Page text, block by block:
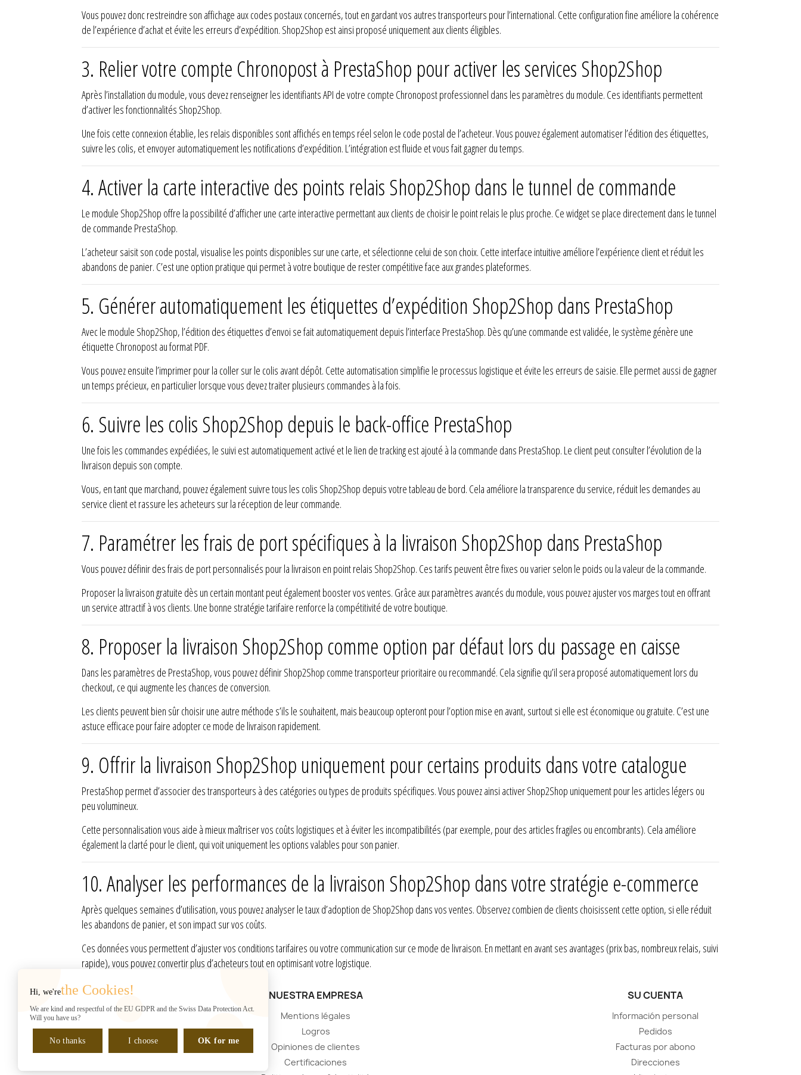
Vous pouvez donc restreindre son affichage aux codes postaux concernés, tout en gardant vos autres transporteurs pour l’international. Cette configuration fine améliore la cohérence
de l’expérience d’achat et évite les erreurs d’expédition. Shop2Shop est ainsi proposé uniquement aux clients éligibles.
3. Relier votre compte Chronopost à PrestaShop pour activer les services Shop2Shop
Après l’installation du module, vous devez renseigner les identifiants API de votre compte Chronopost professionnel dans les paramètres du module. Ces identifiants permettent
d’activer les fonctionnalités Shop2Shop.
Une fois cette connexion établie, les relais disponibles sont affichés en temps réel selon le code postal de l’acheteur. Vous pouvez également automatiser l’édition des étiquettes,
suivre les colis, et envoyer automatiquement les notifications d’expédition. L’intégration est fluide et vous fait gagner du temps.
4. Activer la carte interactive des points relais Shop2Shop dans le tunnel de commande
Le module Shop2Shop offre la possibilité d’afficher une carte interactive permettant aux clients de choisir le point relais le plus proche. Ce widget se place directement dans le tunnel
de commande PrestaShop.
L’acheteur saisit son code postal, visualise les points disponibles sur une carte, et sélectionne celui de son choix. Cette interface intuitive améliore l’expérience client et réduit les
abandons de panier. C’est une option pratique qui permet à votre boutique de rester compétitive face aux grandes plateformes.
5. Générer automatiquement les étiquettes d’expédition Shop2Shop dans PrestaShop
Avec le module Shop2Shop, l’édition des étiquettes d’envoi se fait automatiquement depuis l’interface PrestaShop. Dès qu’une commande est validée, le système génère une
étiquette Chronopost au format PDF.
Vous pouvez ensuite l’imprimer pour la coller sur le colis avant dépôt. Cette automatisation simplifie le processus logistique et évite les erreurs de saisie. Elle permet aussi de gagner
un temps précieux, en particulier lorsque vous devez traiter plusieurs commandes à la fois.
6. Suivre les colis Shop2Shop depuis le back-office PrestaShop
Une fois les commandes expédiées, le suivi est automatiquement activé et le lien de tracking est ajouté à la commande dans PrestaShop. Le client peut consulter l’évolution de la
livraison depuis son compte.
Vous, en tant que marchand, pouvez également suivre tous les colis Shop2Shop depuis votre tableau de bord. Cela améliore la transparence du service, réduit les demandes au
service client et rassure les acheteurs sur la réception de leur commande.
7. Paramétrer les frais de port spécifiques à la livraison Shop2Shop dans PrestaShop
Vous pouvez définir des frais de port personnalisés pour la livraison en point relais Shop2Shop. Ces tarifs peuvent être fixes ou varier selon le poids ou la valeur de la commande.
Proposer la livraison gratuite dès un certain montant peut également booster vos ventes. Grâce aux paramètres avancés du module, vous pouvez ajuster vos marges tout en offrant
un service attractif à vos clients. Une bonne stratégie tarifaire renforce la compétitivité de votre boutique.
8. Proposer la livraison Shop2Shop comme option par défaut lors du passage en caisse
Dans les paramètres de PrestaShop, vous pouvez définir Shop2Shop comme transporteur prioritaire ou recommandé. Cela signifie qu’il sera proposé automatiquement lors du
checkout, ce qui augmente les chances de conversion.
Les clients peuvent bien sûr choisir une autre méthode s’ils le souhaitent, mais beaucoup opteront pour l’option mise en avant, surtout si elle est économique ou gratuite. C’est une
astuce efficace pour faire adopter ce mode de livraison rapidement.
9. Offrir la livraison Shop2Shop uniquement pour certains produits dans votre catalogue
PrestaShop permet d’associer des transporteurs à des catégories ou types de produits spécifiques. Vous pouvez ainsi activer Shop2Shop uniquement pour les articles légers ou
peu volumineux.
Cette personnalisation vous aide à mieux maîtriser vos coûts logistiques et à éviter les incompatibilités (par exemple, pour des articles fragiles ou encombrants). Cela améliore
également la clarté pour le client, qui voit uniquement les options valables pour son panier.
10. Analyser les performances de la livraison Shop2Shop dans votre stratégie e-commerce
Après quelques semaines d’utilisation, vous pouvez analyser le taux d’adoption de Shop2Shop dans vos ventes. Observez combien de clients choisissent cette option, si elle réduit
les abandons de panier, et son impact sur vos coûts.
Ces données vous permettent d’ajuster vos conditions tarifaires ou votre communication sur ce mode de livraison. En mettant en avant ses avantages (prix bas, nombreux relais, suivi
rapide), vous pouvez convertir plus d’acheteurs tout en optimisant votre logistique.
INFORMACIÓN DE LA TIENDA
Web2007
(sur RDV UNIQUEMENT)
1201 Genève
Suiza
NUESTRA EMPRESA
Mentions légales
Logros
Opiniones de clientes
Certificaciones
SU CUENTA
Información personal
Pedidos
Facturas por abono
Direcciones
Hi, we'rethe Cookies!
We are kind and respectful of the EU GDPR and the Swiss Data Protection Act.
Will you have us?
No thanks I choose OK for me